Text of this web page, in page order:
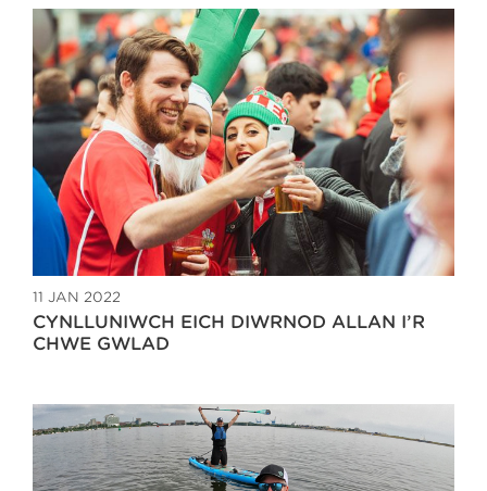
11 JAN 2022
CYNLLUNIWCH EICH DIWRNOD ALLAN I’R
CHWE GWLAD